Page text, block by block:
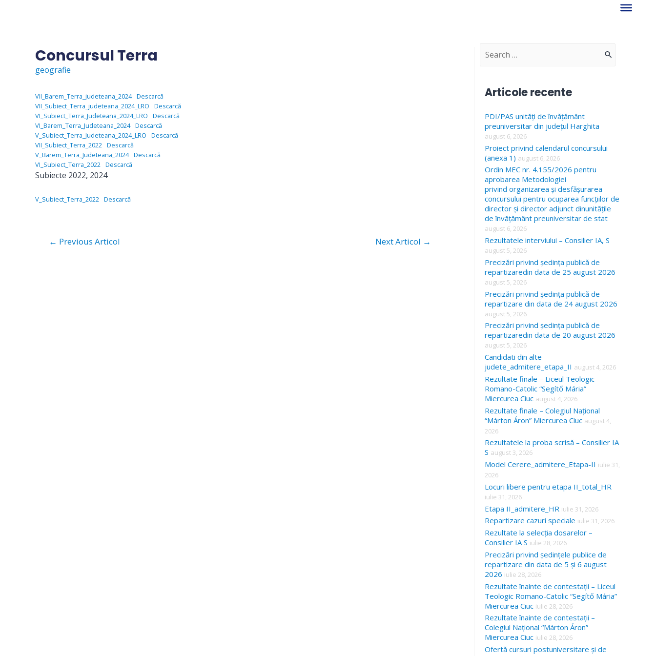
Concursul Terra
geografie
VII_Barem_Terra_judeteana_2024 Descarcă
VII_Subiect_Terra_judeteana_2024_LRO
Descarcă
VI_Subiect_Terra_Judeteana_2024_LRO
Descarcă
VI_Barem_Terra_Judeteana_2024 Descarcă
V_Subiect_Terra_Judeteana_2024_LRO
Descarcă
VII_Subiect_Terra_2022 Descarcă
V_Barem_Terra_Judeteana_2024 Descarcă
VI_Subiect_Terra_2022 Descarcă
Subiecte 2022, 2024
V_Subiect_Terra_2022 Descarcă
Navigare
← Previous Articol Next Articol →
S
c
h
f
o
r
:
Articole recente
PDI/PAS unități de învățământ
preuniversitar din județul Harghita
august 6, 2026
Proiect privind calendarul concursului
(anexa 1) august 6, 2026
Ordin MEC nr. 4.155/2026 pentru
aprobarea Metodologiei
privind organizarea și desfășurarea
concursului pentru ocuparea funcțiilor de
director și director adjunct dinunitățile
de învățământ preuniversitar de stat
august 6, 2026
Rezultatele interviului – Consilier IA, S
august 5, 2026
Precizări privind ședința publică de
repartizaredin data de 25 august 2026
august 5, 2026
Precizări privind ședința publică de
repartizare din data de 24 august 2026
august 5, 2026
Precizări privind ședința publică de
repartizaredin data de 20 august 2026
august 5, 2026
Candidati din alte
judete_admitere_etapa_II august 4, 2026
Rezultate finale – Liceul Teologic
Romano-Catolic “Segítő Mária”
Miercurea Ciuc august 4, 2026
Rezultate finale – Colegiul Național
“Márton Áron” Miercurea Ciuc august 4,
2026
Rezultatele la proba scrisă – Consilier IA
S august 3, 2026
Model Cerere_admitere_Etapa-II iulie 31,
2026
Locuri libere pentru etapa II_total_HR
iulie 31, 2026
Etapa II_admitere_HR iulie 31, 2026
Repartizare cazuri speciale iulie 31, 2026
Rezultate la selecția dosarelor –
Consilier IA S iulie 28, 2026
Precizări privind ședințele publice de
repartizare din data de 5 și 6 august
2026 iulie 28, 2026
Rezultate înainte de contestații – Liceul
Teologic Romano-Catolic “Segítő Mária”
Miercurea Ciuc iulie 28, 2026
Rezultate înainte de contestații –
Colegiul Național “Márton Áron”
Miercurea Ciuc iulie 28, 2026
Ofertă cursuri postuniversitare și de